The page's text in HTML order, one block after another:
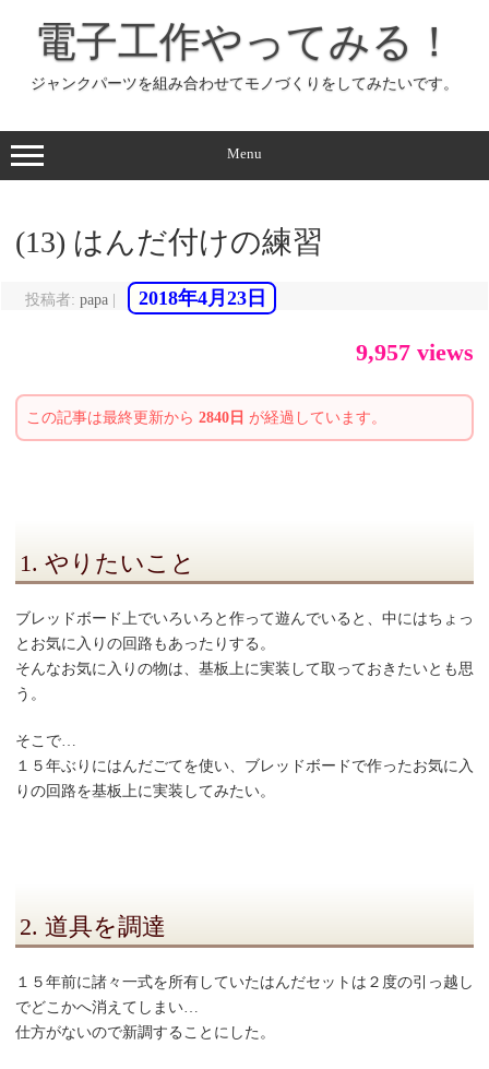
ッ
プ
電子工作やってみる！
ジャンクパーツを組み合わせてモノづくりをしてみたいです。
Menu
(13) はんだ付けの練習
投稿者: papa 2018年4月23日
9,957 views
この記事は最終更新から 2840日 が経過しています。
1. やりたいこと
ブレッドボード上でいろいろと作って遊んでいると、中にはちょっ
とお気に入りの回路もあったりする。
そんなお気に入りの物は、基板上に実装して取っておきたいとも思
う。
そこで…
１５年ぶりにはんだごてを使い、ブレッドボードで作ったお気に入
りの回路を基板上に実装してみたい。
2. 道具を調達
１５年前に諸々一式を所有していたはんだセットは２度の引っ越し
でどこかへ消えてしまい…
仕方がないので新調することにした。